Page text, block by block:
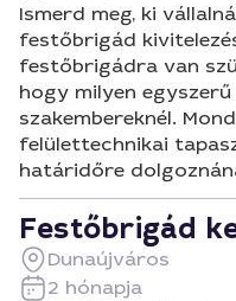
Ismerd meg, ki
festőbrigád
festőbrigádra van
hogy milyen
szakembereknél.
felülettechnikai
határidőre
Festőbrigád
Dunaújváros
2 hónapja